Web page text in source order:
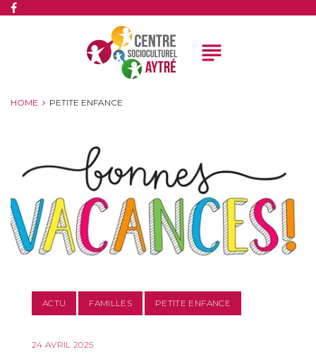
subject
HOME PETITE ENFANCE
ACTU FAMILLES PETITE ENFANCE
24 AVRIL 2025